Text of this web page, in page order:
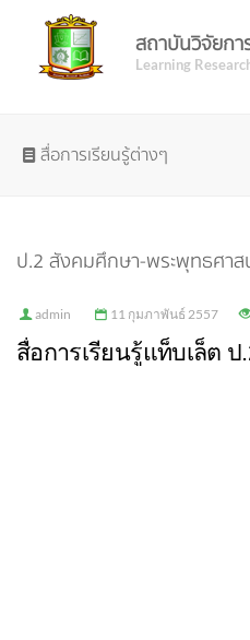
สถาบันวิจัยกา
Learning
สื่อการเรียนรู้ต่างๆ
ป.2 สังคมศึกษา-พระพุทธศาส
admin 11 กุมภาพันธ์ 2557
สื่อการเรียนรู้แท็บเล็ต ป.2 สั